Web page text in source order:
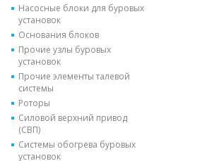
Насосные блоки для буровых
установок
Основания блоков
Прочие узлы буровых
установок
Прочие элементы талевой
системы
Роторы
Силовой верхний привод
(СВП)
Системы обогрева буровых
установок